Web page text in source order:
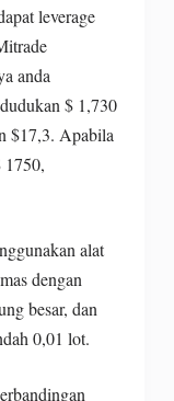
leverage
anda
$ 1,730
$17,3. Apabila
1750,
alat
dengan
besar, dan
0,01 lot.